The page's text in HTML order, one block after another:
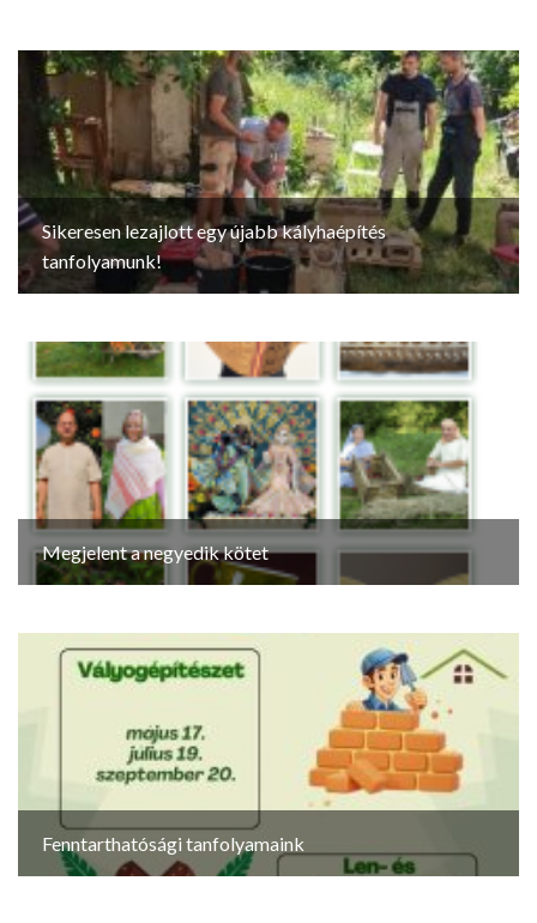
Sikeresen lezajlott egy újabb kályhaépítés
tanfolyamunk!
Megjelent a negyedik kötet
Fenntarthatósági tanfolyamaink